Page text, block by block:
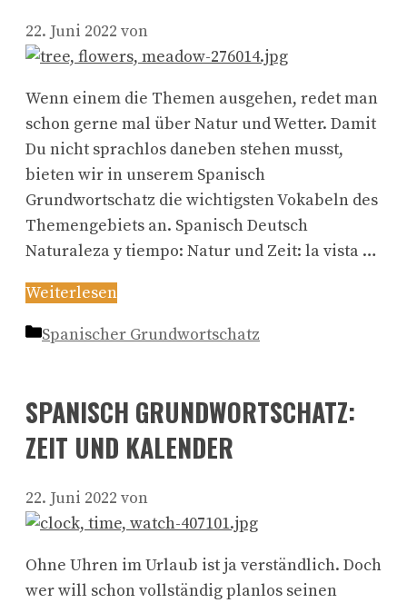
22. Juni 2022 von
Wenn einem die Themen ausgehen, redet man
schon gerne mal über Natur und Wetter. Damit
Du nicht sprachlos daneben stehen musst,
bieten wir in unserem Spanisch
Grundwortschatz die wichtigsten Vokabeln des
Themengebiets an. Spanisch Deutsch
Naturaleza y tiempo: Natur und Zeit: la vista …
Weiterlesen
Kategorien
Spanischer Grundwortschatz
SPANISCH GRUNDWORTSCHATZ:
ZEIT UND KALENDER
22. Juni 2022 von
Ohne Uhren im Urlaub ist ja verständlich. Doch
wer will schon vollständig planlos seinen